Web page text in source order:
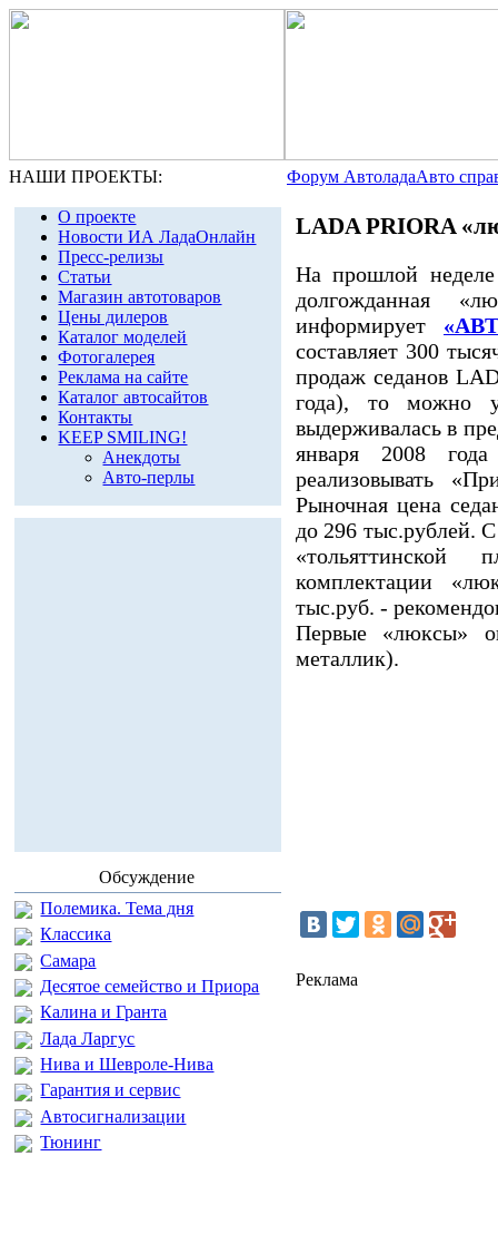
НАШИ ПРОЕКТЫ: Форум АвтоладаАвто
О проекте
Новости ИА ЛадаОнлайн
Пресс-релизы
Статьи
Магазин автотоваров
Цены дилеров
Каталог моделей
Фотогалерея
Реклама на сайте
Каталог автосайтов
Контакты
KEEP SMILING!
Анекдоты
Авто-перлы
Обсуждение
Полемика. Тема дня
Классика
Самара
Десятое семейство и Приора
Калина и Гранта
Лада Ларгус
Нива и Шевроле-Нива
Гарантия и сервис
Автосигнализации
Тюнинг
LADA PRIORA
На прошлой
долгожданная
информирует
составляет 300
продаж седанов
года), то можно
выдерживалась в
января 2008 года
реализовывать
Рыночная цена
до 296 тыс.рублей.
комплектации
тыс.руб. -
Первые «люксы»
металлик).
Реклама